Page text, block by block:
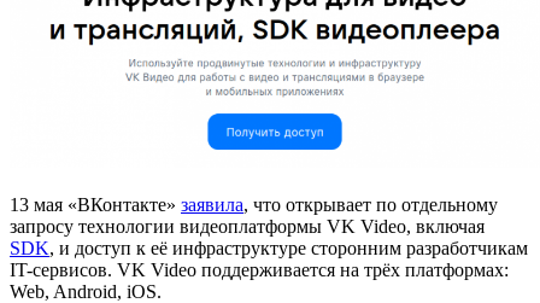
13 мая «ВКонтакте» заявила, что открывает по отдельному
запросу технологии видеоплатформы VK Video, включая
SDK, и доступ к её инфраструктуре сторонним разработчикам
IT-сервисов. VK Video поддерживается на трёх платформах:
Web, Android, iOS.